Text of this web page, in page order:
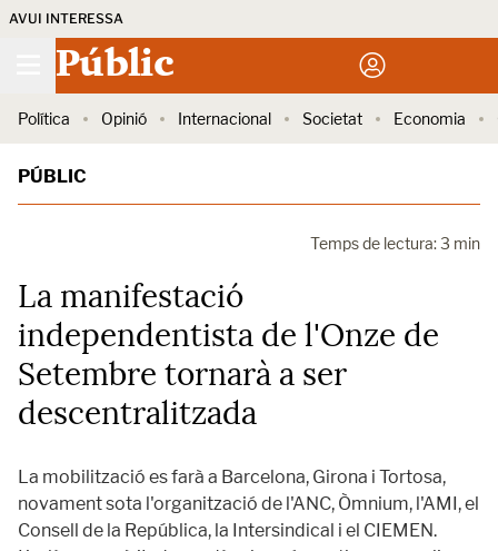
AVUI INTERESSA
Públic
Política Opinió Internacional Societat Economia
PÚBLIC
Temps de lectura: 3 min
La manifestació
independentista de l'Onze de
Setembre tornarà a ser
descentralitzada
La mobilització es farà a Barcelona, Girona i Tortosa,
novament sota l'organització de l'ANC, Òmnium, l'AMI, el
Consell de la República, la Intersindical i el CIEMEN.